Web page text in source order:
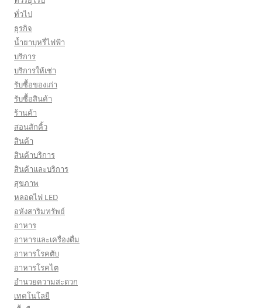
ทั่วไป
ธุรกิจ
น้ำยาบุหรี่ไฟฟ้า
บริการ
บริการให้เช่า
รับซื้อของเก่า
รับซื้อสินค้า
ร้านค้า
สอนสักคิ้ว
สินค้า
สินค้าบริการ
สินค้าและบริการ
สุขภาพ
หลอดไฟ LED
อหังสาริมทรัพย์
อาหาร
อาหารและเครื่องดื่ม
อาหารโรคตับ
อาหารโรคไต
อำนวยความสะดวก
เทคโนโลยี